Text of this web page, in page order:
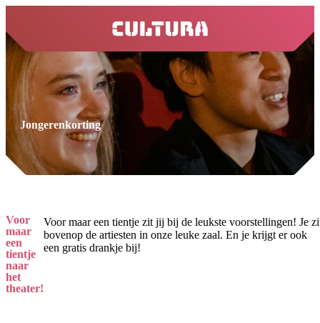
home
Jongerenkorting
Voor
maar
een
tientje
naar
het
theater!
Voor maar een tientje zit jij bij de leukste voorstellingen! Je
bovenop de artiesten in onze leuke zaal. En je krijgt er ook
een gratis drankje bij!